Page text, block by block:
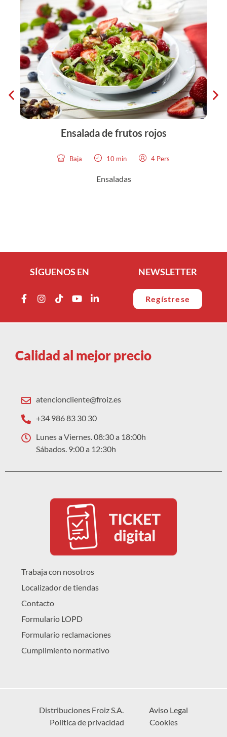
Ensalada de frutos rojos
Baja 10 min 4 Pers
Ensaladas
SÍGUENOS EN NEWSLETTER
Regístrese
Calidad al mejor precio
atencioncliente@froiz.es
+34 986 83 30 30
Lunes a Viernes. 08:30 a 18:00h
Sábados. 9:00 a 12:30h
Trabaja con nosotros
Localizador de tiendas
Contacto
Formulario LOPD
Formulario reclamaciones
Cumplimiento normativo
Distribuciones Froiz S.A.
Aviso Legal
Política de privacidad
Cookies